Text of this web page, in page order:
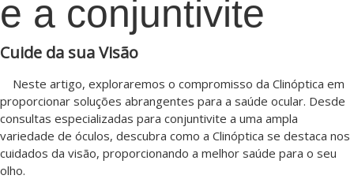
e a conjuntivite
Cuide da sua Visão
Neste artigo, exploraremos o compromisso da Clinóptica em
proporcionar soluções abrangentes para a saúde ocular. Desde
consultas especializadas para conjuntivite a uma ampla
variedade de óculos, descubra como a Clinóptica se destaca nos
cuidados da visão, proporcionando a melhor saúde para o seu
olho.